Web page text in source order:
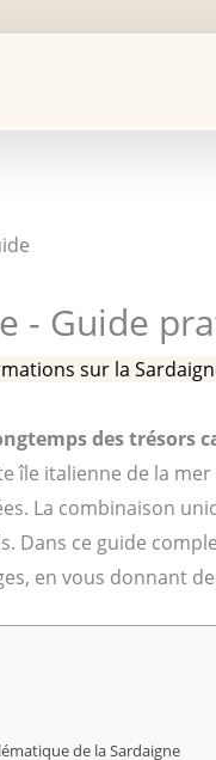
- Guide
sur la
des
île italienne de la
La combinaison
Dans ce guide
en vous donnant
de la Sardaigne